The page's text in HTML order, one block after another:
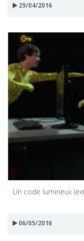
29/04/2016
Un code lumineux
06/05/2016